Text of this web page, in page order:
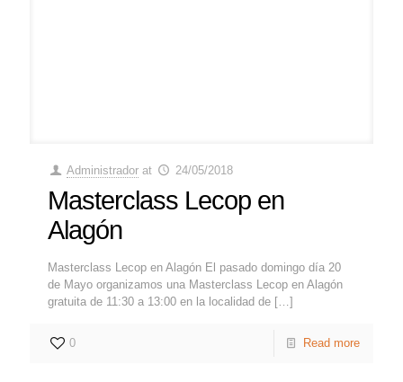
Administrador at 24/05/2018
Masterclass Lecop en
Alagón
Masterclass Lecop en Alagón El pasado domingo día 20
de Mayo organizamos una Masterclass Lecop en Alagón
gratuita de 11:30 a 13:00 en la localidad de […]
0 Read more